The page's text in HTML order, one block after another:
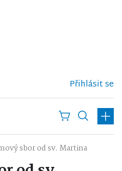
Přihlásit se
sbor od sv. Martina